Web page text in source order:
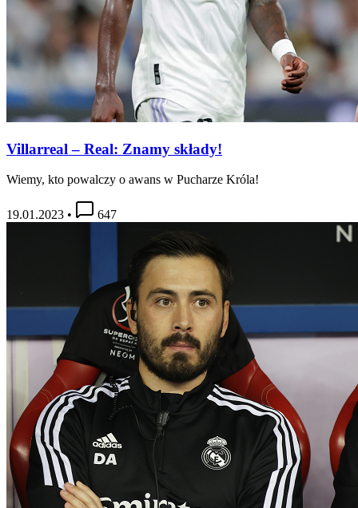
Villarreal – Real: Znamy składy!
Wiemy, kto powalczy o awans w Pucharze Króla!
19.01.2023 • 647